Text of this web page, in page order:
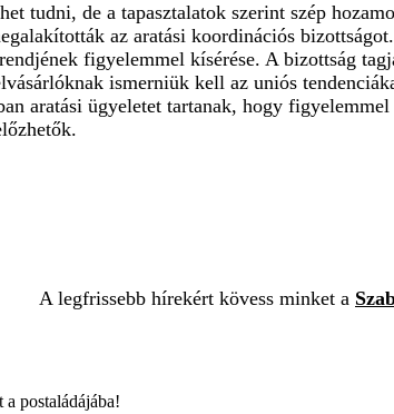
tudni, de a tapasztalatok szerint szép
az aratási koordinációs
figyelemmel kísérése. A bizottság
ismerniük kell az uniós
aratási ügyeletet tartanak, hogy
A legfrissebb hírekért kövess minket a
postaládájába!